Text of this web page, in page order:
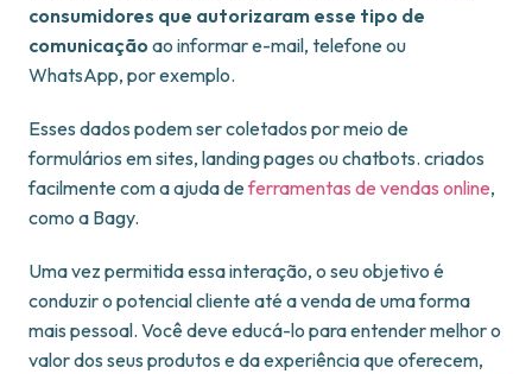
consumidores que autorizaram esse tipo de
comunicação ao informar e-mail, telefone ou
WhatsApp, por exemplo.
Esses dados podem ser coletados por meio de
formulários em sites, landing pages ou chatbots. criados
facilmente com a ajuda deferramentas de vendas online,
como a Bagy.
Uma vez permitida essa interação, o seu objetivo é
conduzir o potencial cliente até a venda de uma forma
mais pessoal. Você deve educá-lo para entender melhor o
valor dos seus produtos e da experiência que oferecem,